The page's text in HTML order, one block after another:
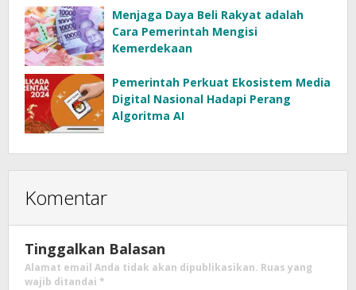
Menjaga Daya Beli Rakyat adalah
Cara Pemerintah Mengisi
Kemerdekaan
Pemerintah Perkuat Ekosistem Media
Digital Nasional Hadapi Perang
Algoritma AI
Komentar
Tinggalkan Balasan
Alamat email Anda tidak akan dipublikasikan. Ruas yang
wajib ditandai *